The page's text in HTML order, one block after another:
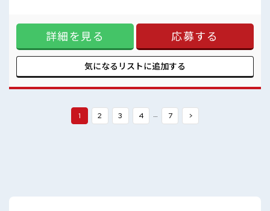
を中心とした、マニュアルに沿って進める事務業務です。
【取扱製品情報】空気清浄機 ■お仕事PR ≪プライベートが充
実する≫ 場合によってはお願いすることもありますが、 残業
はほとんどナシ！ ≪週休2日制≫ 週末は家族や友人と一緒に
プライベート満喫！ ≪モチベーションもUP≫ 派手過ぎなけれ
ば髪型や髪色自由♪ (規定有)≪未経験の方も大カンゲイ≫ 新
境が整っています！ イチからスキルUP・ステップUP目指し
派遣のお仕事です！ ■職場の雰囲気 少人数の職場だから一緒
に働く仲間との距離もグッと近い！ 派手すぎなければ多少の
詳細を見る 応募する
気になるリストに追加する
1 2 3 4 … 7 >